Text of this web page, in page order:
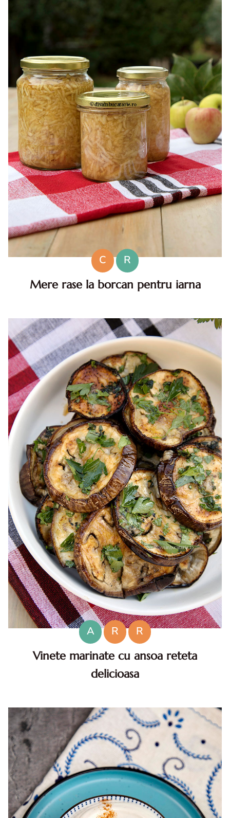
C
R
Mere rase la borcan pentru iarna
zahar. Mere rase fara zahar la borcan
A R
R
Vinete marinate cu ansoa reteta
delicioasa
marinate cu ansoa reteta